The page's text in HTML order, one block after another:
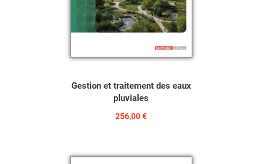
Gestion et traitement des eaux
pluviales
256,00 €